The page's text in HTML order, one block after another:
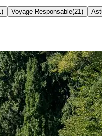
) Voyage Responsable(21 )